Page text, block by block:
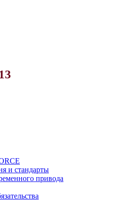
и стандарты
привода